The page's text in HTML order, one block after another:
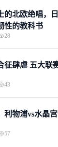
的北欧绝唱，
性的教科书
28
征肆虐 五大联
43
利物浦vs水晶宫
57